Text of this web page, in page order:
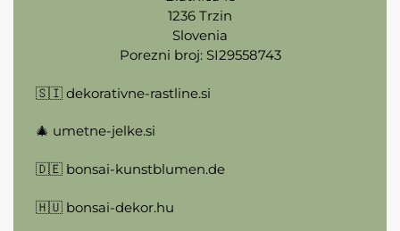
1236 Trzin
Slovenia
Porezni broj: SI29558743
🇸🇮 dekorativne-rastline.si
🎄 umetne-jelke.si
🇩🇪 bonsai-kunstblumen.de
🇭🇺 bonsai-dekor.hu